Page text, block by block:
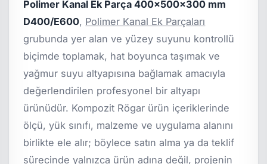
Polimer Kanal Ek Parça 400x500x300 mm
D400/E600, Polimer Kanal Ek Parçaları
grubunda yer alan ve yüzey suyunu kontrollü
biçimde toplamak, hat boyunca taşımak ve
yağmur suyu altyapısına bağlamak amacıyla
değerlendirilen profesyonel bir altyapı
ürünüdür. Kompozit Rögar ürün içeriklerinde
ölçü, yük sınıfı, malzeme ve uygulama alanını
birlikte ele alır; böylece satın alma ya da teklif
sürecinde yalnızca ürün adına değil, projenin